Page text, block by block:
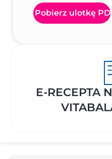
Pobierz ulotkę PDF
E-RECEPTA